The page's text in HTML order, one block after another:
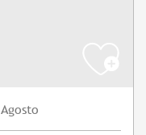
Agosto